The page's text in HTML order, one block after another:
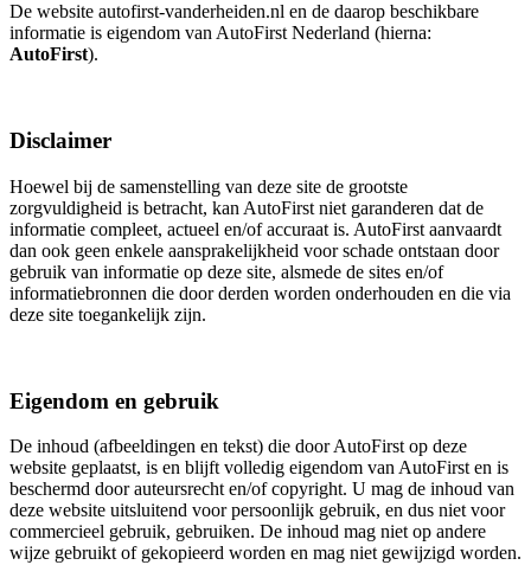
De website autofirst-vanderheiden.nl en de daarop beschikbare
informatie is eigendom van AutoFirst Nederland (hierna:
AutoFirst).
Disclaimer
Hoewel bij de samenstelling van deze site de grootste
zorgvuldigheid is betracht, kan AutoFirst niet garanderen dat de
informatie compleet, actueel en/of accuraat is. AutoFirst aanvaardt
dan ook geen enkele aansprakelijkheid voor schade ontstaan door
gebruik van informatie op deze site, alsmede de sites en/of
informatiebronnen die door derden worden onderhouden en die via
deze site toegankelijk zijn.
Eigendom en gebruik
De inhoud (afbeeldingen en tekst) die door AutoFirst op deze
website geplaatst, is en blijft volledig eigendom van AutoFirst en is
beschermd door auteursrecht en/of copyright. U mag de inhoud van
deze website uitsluitend voor persoonlijk gebruik, en dus niet voor
commercieel gebruik, gebruiken. De inhoud mag niet op andere
wijze gebruikt of gekopieerd worden en mag niet gewijzigd worden.